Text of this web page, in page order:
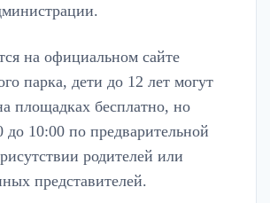
на официальном сайте
парка, дети до 12 лет могут
площадках бесплатно, но
до 10:00 по предварительной
родителей или
представителей.